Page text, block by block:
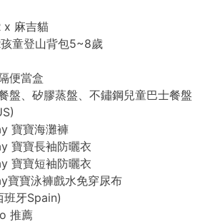
x 麻吉貓
童登山背包5~8歲
便當盒
盤、矽膠蒸盤、不鏽鋼兒童巴士餐盤
寶寶海灘褲
寶寶長袖防曬衣
寶寶短袖防曬衣
寶寶泳褲戲水免穿尿布
牙Spain)
推薦